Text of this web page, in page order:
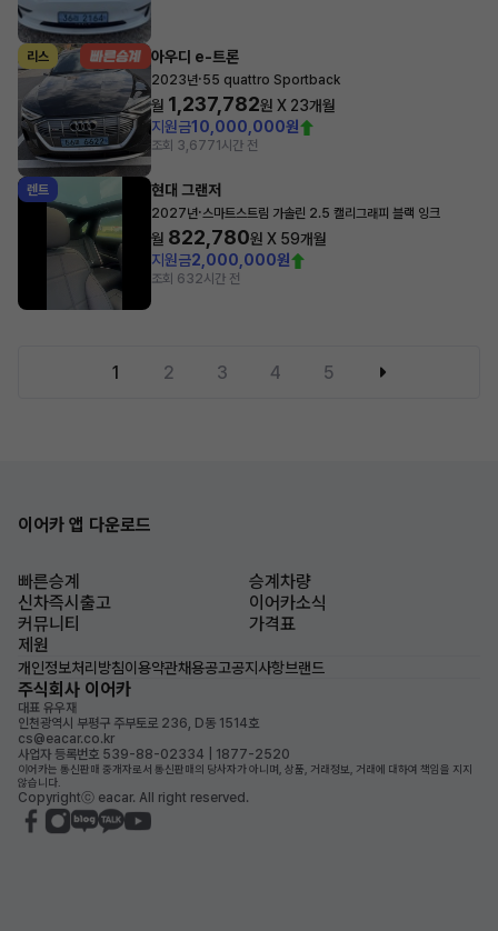
리스 아우디 e-트론
2023년·55 quattro Sportback
월 1,237,782원 X 23개월
지원금10,000,000원
조회 3,6771시간 전
렌트 현대 그랜저
2027년·스마트스트림 가솔린 2.5 캘리그래피 블랙 잉크
월 822,780원 X 59개월
지원금2,000,000원
조회 632시간 전
1 2 3 4 5
이어카 앱 다운로드
빠른승계
승계차량
신차즉시출고
이어카소식
커뮤니티
가격표
제원
개인정보처리방침이용약관채용공고공지사항브랜드
주식회사 이어카
대표 유우재
인천광역시 부평구 주부토로 236, D동 1514호
cs@eacar.co.kr
사업자 등록번호 539-88-02334 | 1877-2520
이어카는 통신판매 중개자로서 통신판매의 당사자가 아니며, 상품, 거래정보, 거래에 대하여 책임을 지지
않습니다.
Copyrightⓒ eacar. All right reserved.